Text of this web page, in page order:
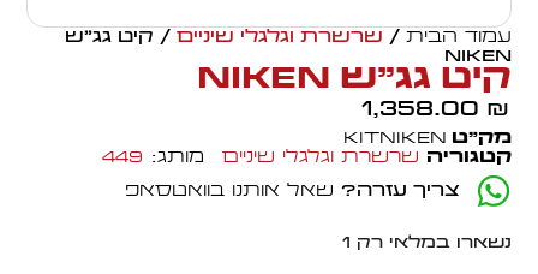
עמוד הבית / שרשרת וגלגלי שיניים / קיט גג"ש
NIKEN
קיט גג"ש NIKEN
1,358.00 ₪
מק״ט KITNIKEN
קטגוריה שרשרת וגלגלי שיניים מותג: 449
צריך עזרה? שאל אותנו בוואטסאפ
נשארו במלאי רק 1